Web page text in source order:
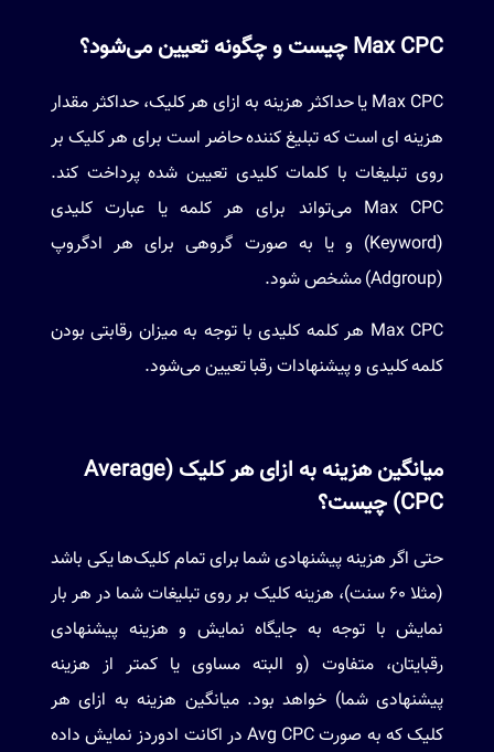
Max CPC چیست و چگونه تعیین می‌شود؟
Max CPC یا حداکثر هزینه به ازای هر کلیک، حداکثر مقدار
هزینه ای است که تبلیغ کننده حاضر است برای هر کلیک بر
روی تبلیغات با کلمات کلیدی تعیین شده پرداخت کند.
Max CPC می‌تواند برای هر کلمه یا عبارت کلیدی
(Keyword) و یا به صورت گروهی برای هر ادگروپ
(Adgroup) مشخص شود.
Max CPC هر کلمه کلیدی با توجه به میزان رقابتی بودن
کلمه کلیدی و پیشنهادات رقبا تعیین می‌شود.
میانگین هزینه به ازای هر کلیک (Average
CPC) چیست؟
حتی اگر هزینه پیشنهادی شما برای تمام کلیک‌ها یکی باشد
(مثلا 60 سنت)، هزینه کلیک بر روی تبلیغات شما در هر بار
نمایش با توجه به جایگاه نمایش و هزینه پیشنهادی
رقبایتان، متفاوت (و البته مساوی یا کمتر از هزینه
پیشنهادی شما) خواهد بود. میانگین هزینه به ازای هر
کلیک که به صورت Avg CPC در اکانت ادوردز نمایش داده